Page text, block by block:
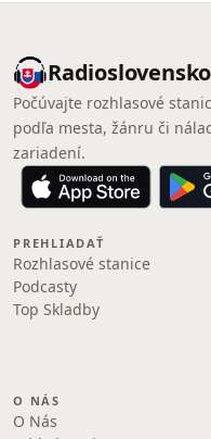
Počúvajte rozhlasové
podľa mesta, žánru či
zariadení.
PREHLIADAŤ
Rozhlasové stanice
Podcasty
Top Skladby
O NÁS
O Nás